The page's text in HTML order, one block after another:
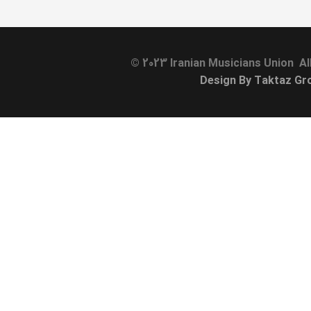
© 2023 Iranian Musicians Union
Design By Taktaz